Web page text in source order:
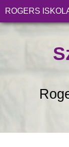
ROGERS